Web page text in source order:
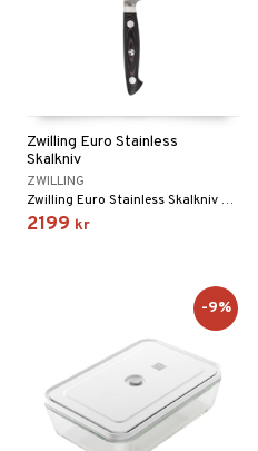
Zwilling Euro Stainless
Skalkniv
ZWILLING
Zwilling Euro Stainless Skalkniv är den ultimata lilla kniven i köket. Parning och garneringskniv har en kärna tillverkad av pulveriserat stål SG2.
2199 kr
-9%